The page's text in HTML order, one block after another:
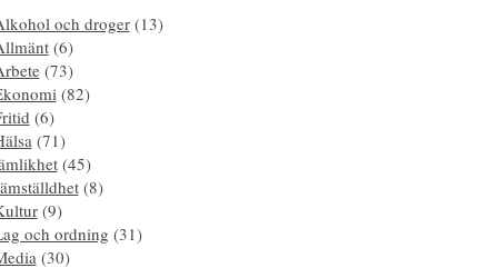
och droger(13)
(6)
(73)
(82)
(6)
(71)
(45)
(8)
(9)
och ordning (31)
(30)